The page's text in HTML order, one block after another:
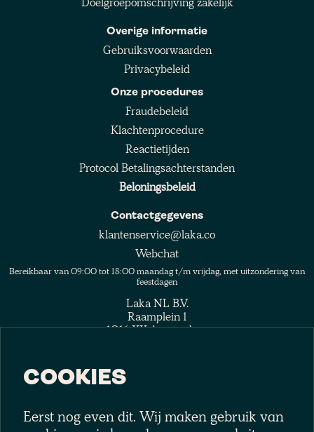
Overige informatie
Gebruiksvoorwaarden
Privacybeleid
Onze procedures
Fraudebeleid
Klachtenprocedure
Reactietijden
Protocol Betalingsachterstanden
Beloningsbeleid
Contactgegevens
klantenservice@laka.co
Webchat
Bereikbaar van 09:00 tot 18:00 maandag t/m vrijdag, met uitzondering van
feestdagen
Laka NL B.V.
Raamplein 1
1016 XK Amsterdam
Volg het collectief
COOKIES
Eerst nog even dit. Wij maken gebruik van